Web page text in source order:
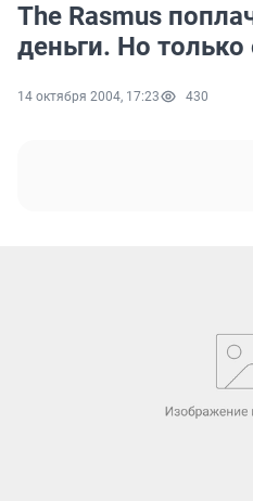
The Rasmus
деньги. Но только
14 октября 2004, 17:23 430